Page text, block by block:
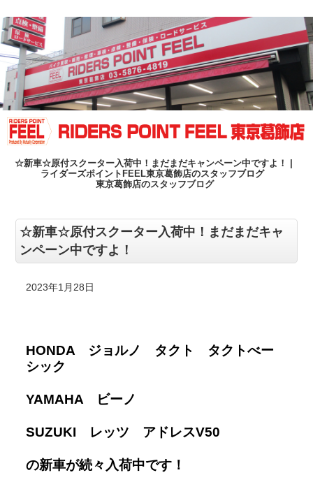
☆新車☆原付スクーター入荷中！まだまだキャンペーン中ですよ！ |
ライダーズポイントFEEL東京葛飾店のスタッフブログ
東京葛飾店のスタッフブログ
☆新車☆原付スクーター入荷中！まだまだキャ
ンペーン中ですよ！
2023年1月28日
HONDA ジョルノ タクト タクトべー
シック
YAMAHA ビーノ
SUZUKI レッツ アドレスV50
の新車が続々入荷中です！